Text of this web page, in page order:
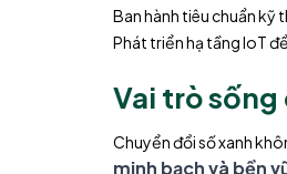
Ban hành tiêu chuẩn kỹ
Phát triển hạ tầng IoT
Vai trò
Chuyển đổi số xanh
minh bạch và bền